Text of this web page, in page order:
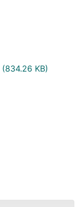
(834.26 KB)